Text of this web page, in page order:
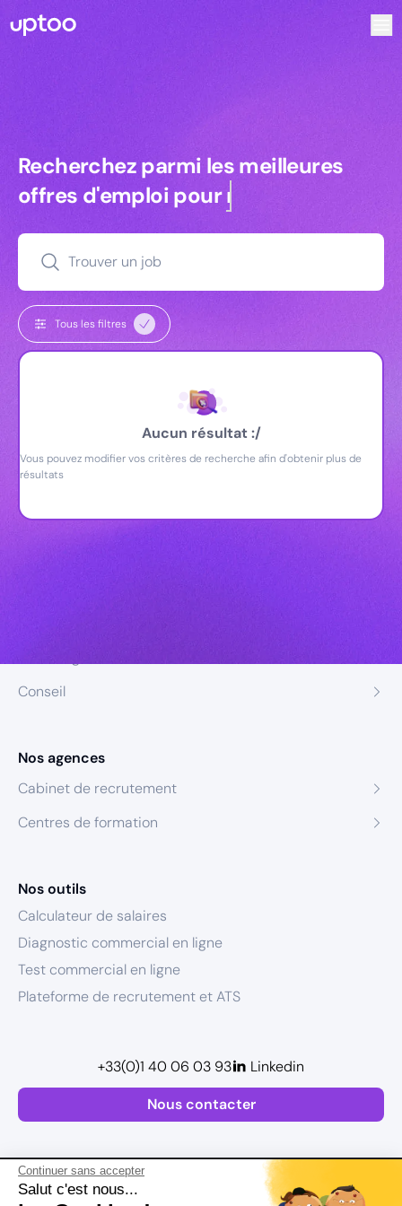
Continuer sans accepter
Salut c'est nous...
Recherchez parmi les meilleures
Recherchez parmi les meilleures
offres d'emploi pourmanagers
Trouver un job
Tous les filtres
Aucun résultat :/
Vous pouvez modifier vos critères de recherche afin d'obtenir plus de
résultats
Conseil
Nos agences
Cabinet de recrutement
Centres de formation
Nos outils
Calculateur de salaires
Diagnostic commercial en ligne
Test commercial en ligne
Plateforme de recrutement et ATS
Nous contacter
+33(0)1 40 06 03 93 Linkedin